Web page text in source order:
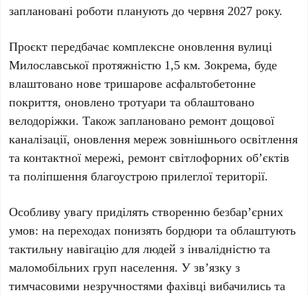
заплановані роботи планують дочервня 2027 року.
Проєкт передбачає комплексне оновлення вулиці
Милославської протяжністю 1,5 км. Зокрема, буде
влаштовано нове тришарове асфальтобетонне
покриття, оновлено тротуари та облаштовано
велодоріжки. Також заплановано ремонт дощової
каналізації, оновлення мереж зовнішнього освітлення
та контактної мережі, ремонт світлофорних об’єктів
та поліпшення благоустрою прилеглої території.
Особливу увагу приділять створенню безбар’єрних
умов: на переходах понизять бордюри та облаштують
тактильну навігацію для людей з інвалідністю та
маломобільних груп населення. У зв’язку з
тимчасовими незручностями фахівці вибачились та